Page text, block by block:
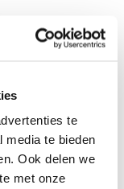
te
media te bieden
Ook delen we
met onze